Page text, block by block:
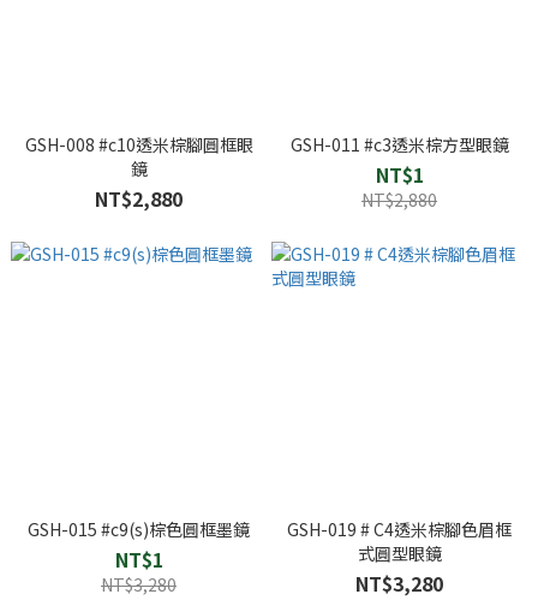
GSH-008 #c10透米棕腳圓框眼
鏡
NT$2,880
GSH-011 #c3透米棕方型眼鏡
NT$1
NT$2,880
GSH-015 #c9(s)棕色圓框墨鏡
NT$1
NT$3,280
GSH-019 # C4透米棕腳色眉框
式圓型眼鏡
NT$3,280